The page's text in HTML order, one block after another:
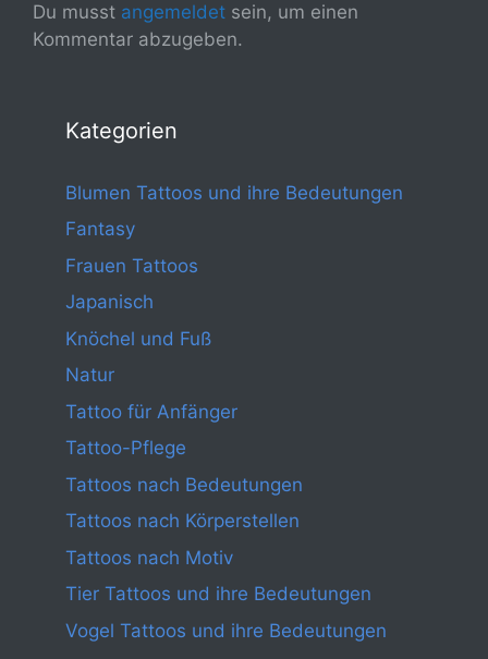
Du musst angemeldet sein, um einen
Kommentar abzugeben.
Kategorien
Blumen Tattoos und ihre Bedeutungen
Fantasy
Frauen Tattoos
Japanisch
Knöchel und Fuß
Natur
Tattoo für Anfänger
Tattoo-Pflege
Tattoos nach Bedeutungen
Tattoos nach Körperstellen
Tattoos nach Motiv
Tier Tattoos und ihre Bedeutungen
Vogel Tattoos und ihre Bedeutungen